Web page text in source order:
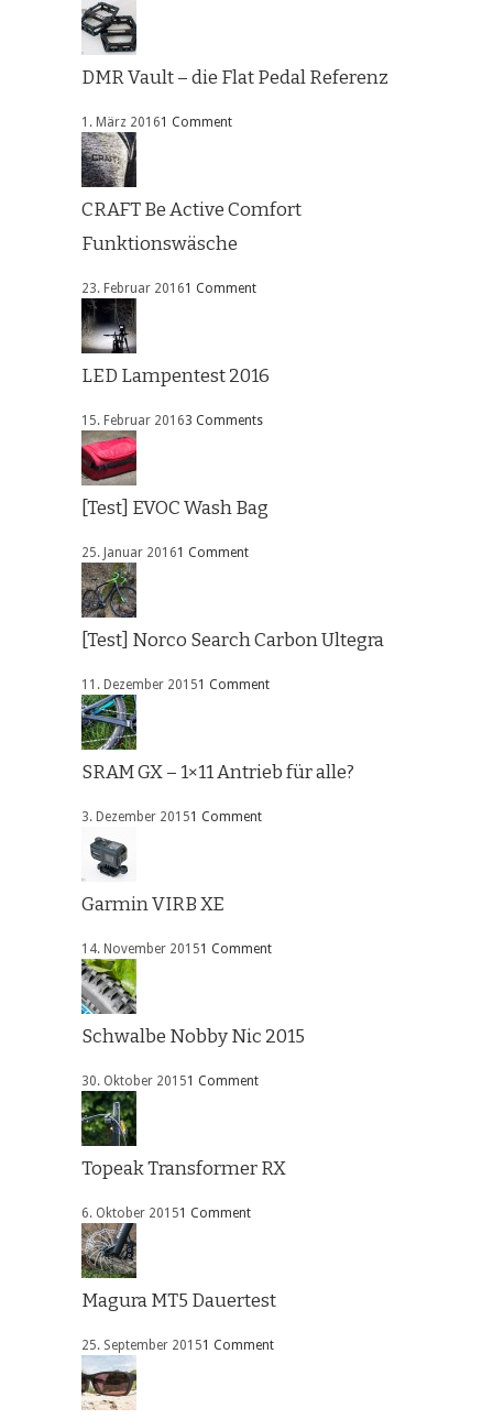
DMR Vault – die Flat Pedal Referenz
1. März 20161 Comment
CRAFT Be Active Comfort
Funktionswäsche
23. Februar 20161 Comment
LED Lampentest 2016
15. Februar 20163 Comments
[Test] EVOC Wash Bag
25. Januar 20161 Comment
[Test] Norco Search Carbon Ultegra
11. Dezember 20151 Comment
SRAM GX – 1×11 Antrieb für alle?
3. Dezember 20151 Comment
Garmin VIRB XE
14. November 20151 Comment
Schwalbe Nobby Nic 2015
30. Oktober 20151 Comment
Topeak Transformer RX
6. Oktober 20151 Comment
Magura MT5 Dauertest
25. September 20151 Comment